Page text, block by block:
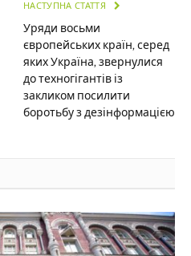
НАСТУПНА СТАТТЯ
Уряди восьми
європейських країн, серед
яких Україна, звернулися
до техногігантів із
закликом посилити
боротьбу з дезінформацією